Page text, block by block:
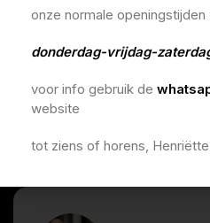
onze normale openingstijden
donderdag-vrijdag-
voor info gebruik de
website
tot ziens of horens,